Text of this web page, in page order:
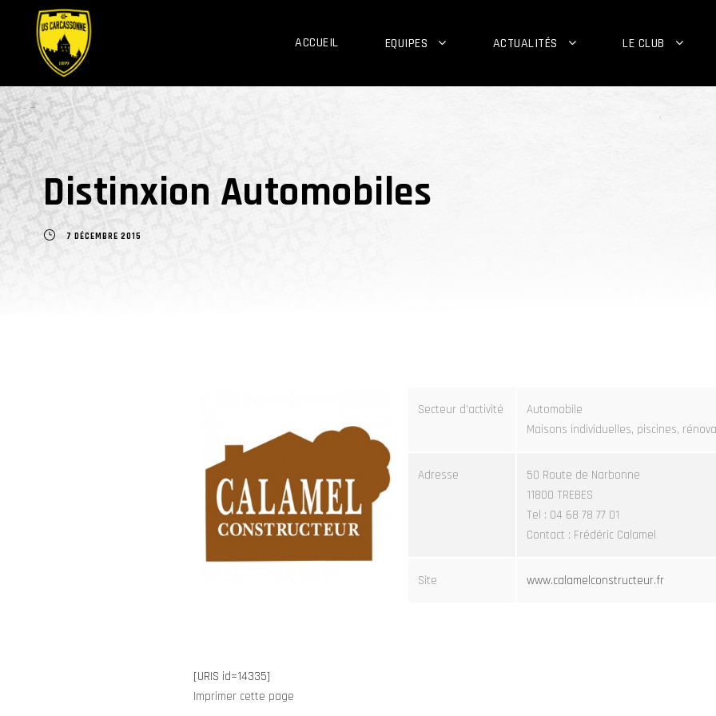
ACCUEIL EQUIPES ACTUALITÉS LE CLUB
Distinxion Automobiles
7 DÉCEMBRE 2015
Secteur d’activité
Automobile
Maisons individuelles, piscines,
Adresse
50 Route de Narbonne
11800 TREBES
Tel : 04 68 78 77 01
Contact : Frédéric Calamel
Site www.calamelconstructeur.fr
[URIS id=14335]
Imprimer cette page